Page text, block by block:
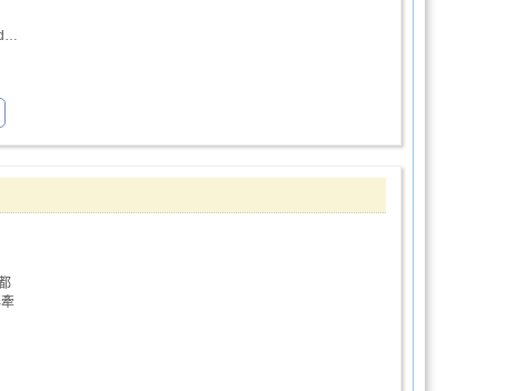
https://docs.google.com/forms/d/e/1FAIpQLSdtjhE4ZRBJxQU6C4ZzuCcs